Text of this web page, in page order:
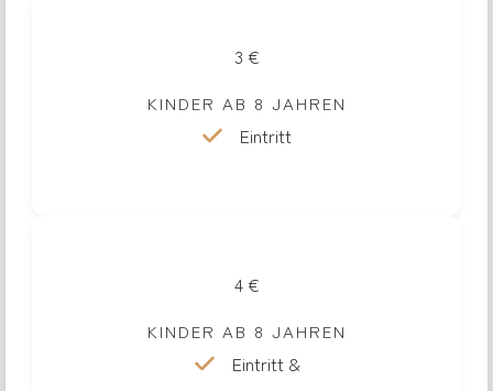
3 €
KINDER AB 8 JAHREN
Eintritt
4 €
KINDER AB 8 JAHREN
Eintritt &